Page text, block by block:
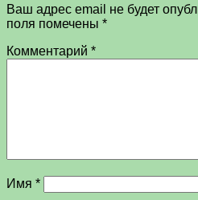
Ваш адрес email не будет
поля помечены *
Комментарий *
Имя *